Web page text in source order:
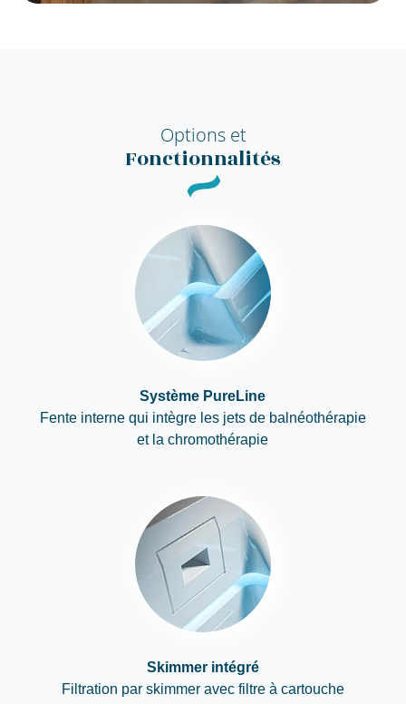
Options et
Fonctionnalités
Système PureLine
Fente interne qui intègre les jets de balnéothérapie
et la chromothérapie
Skimmer intégré
Filtration par skimmer avec filtre à cartouche